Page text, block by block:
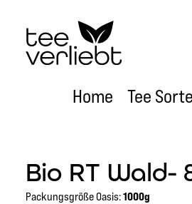
Hauptinhalt springen
Zur Hauptnavigation springen
Home Tee
Bio RT
Packungsgröße Oasis:1000g